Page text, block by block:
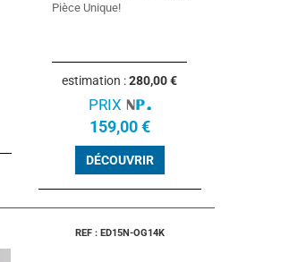
Pièce Unique!
estimation :280,00 €
PRIX
159,00 €
DÉCOUVRIR
REF : ED15N-OG14K